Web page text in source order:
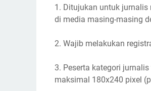
1. Ditujukan untuk
di media masing-masing
2. Wajib melakukan
3. Peserta kategori
maksimal 180x240 pixel